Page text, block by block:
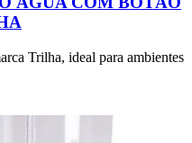
Trilha, ideal para ambientes